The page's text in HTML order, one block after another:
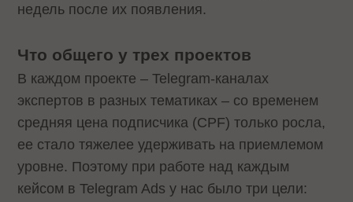
недель после их появления.
Что общего у трех проектов
В каждом проекте – Telegram-каналах
экспертов в разных тематиках – со временем
средняя цена подписчика (CPF) только росла,
ее стало тяжелее удерживать на приемлемом
уровне. Поэтому при работе над каждым
кейсом в Telegram Ads у нас было три цели: